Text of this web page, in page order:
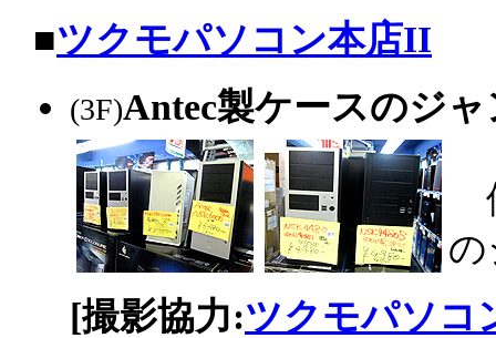
■ツクモパソコン本店II
(3F)Antec製ケースのジ
の
[撮影協力:ツクモパソコ